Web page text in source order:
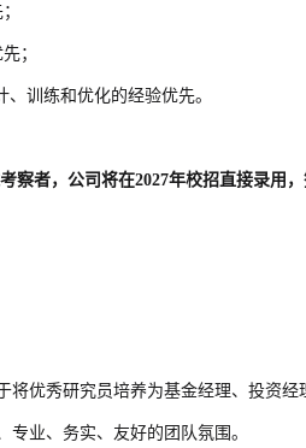
；
训练和优化的经验优先。
者，公司将在2027年校招直接录用，
优秀研究员培养为基金经理、投资经
业、务实、友好的团队氛围。